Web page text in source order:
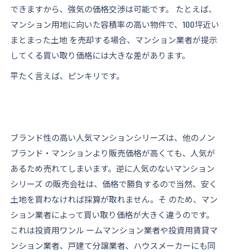
できますから、強気の価格交渉は可能です。 たとえば、
マンション用地に向いた容積率の高い物件で、100坪近い
まとまった土地 を売却する場合、マンション業者が提示
してくる買い取り価格には大きな差があります。
平たく言えば、ピンキリです。
ブランド性の高い人気マンションシリーズは、他のノン
ブランド・マンションより販売価格が高くても、人気が
あるため売れてしまいます。逆に人気のないマンション
シリーズ の販売会社は、価格で勝負するので当然、安く
土地を買わなければ採算が取れません。そ のため、マン
ション業者によって買い取り価格が大きく違うのです。
これは投資用ワンル ームマンション業者や投資用賃貸マ
ンション業者、戸建て分譲業者、ハウスメーカーにも同